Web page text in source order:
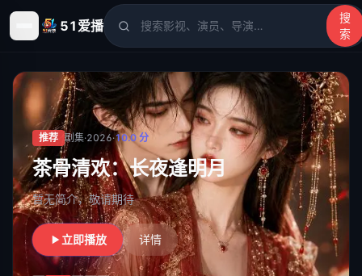
51爱播
搜
索
51爱播 - 电影、电视剧、动漫、综艺、短剧高清在线观看
推荐 剧集·2026·10.0 分
茶骨清欢：长夜逢明月
暂无简介，敬请期待
立即播放 详情